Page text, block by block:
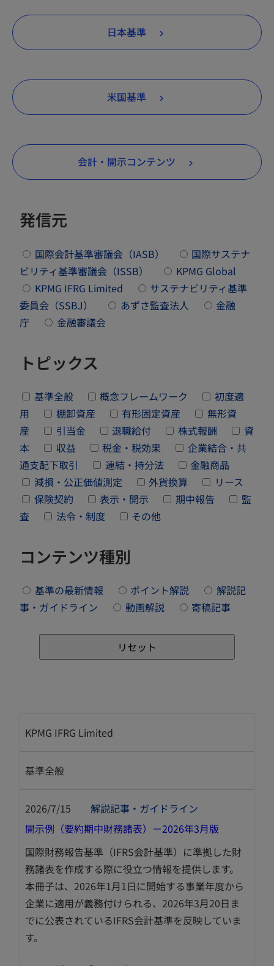
日本基準
米国基準
会計・開示コンテンツ
発信元
国際会計基準審議会（IASB）
国際サステナ
ビリティ基準審議会（ISSB）
KPMG Global
KPMG IFRG Limited
サステナビリティ基準
委員会（SSBJ）
あずさ監査法人
金融
庁
金融審議会
トピックス
基準全般 概念フレームワーク
初度適
用
棚卸資産 有形固定資産
無形資
産
引当金 退職給付 株式報酬
資
本
収益 税金・税効果
企業結合・共
通支配下取引
連結・持分法
金融商品
減損・公正価値測定
外貨換算
リース
保険契約
表示・開示 期中報告
監
査
法令・制度 その他
コンテンツ種別
基準の最新情報 ポイント解説
解説記
事・ガイドライン
動画解説 寄稿記事
リセット
KPMG IFRG Limited
基準全般
2026/7/15
解説記事・ガイドライン
開示例（要約期中財務諸表）－2026年3月版
し
い
タ
ブ
で
国際財務報告基準（IFRS会計基準）に準拠した財
務諸表を作成する際に役立つ情報を提供します。
本冊子は、2026年1月1日に開始する事業年度から
企業に適用が義務付けられる、2026年3月20日ま
でに公表されているIFRS会計基準を反映していま
す。